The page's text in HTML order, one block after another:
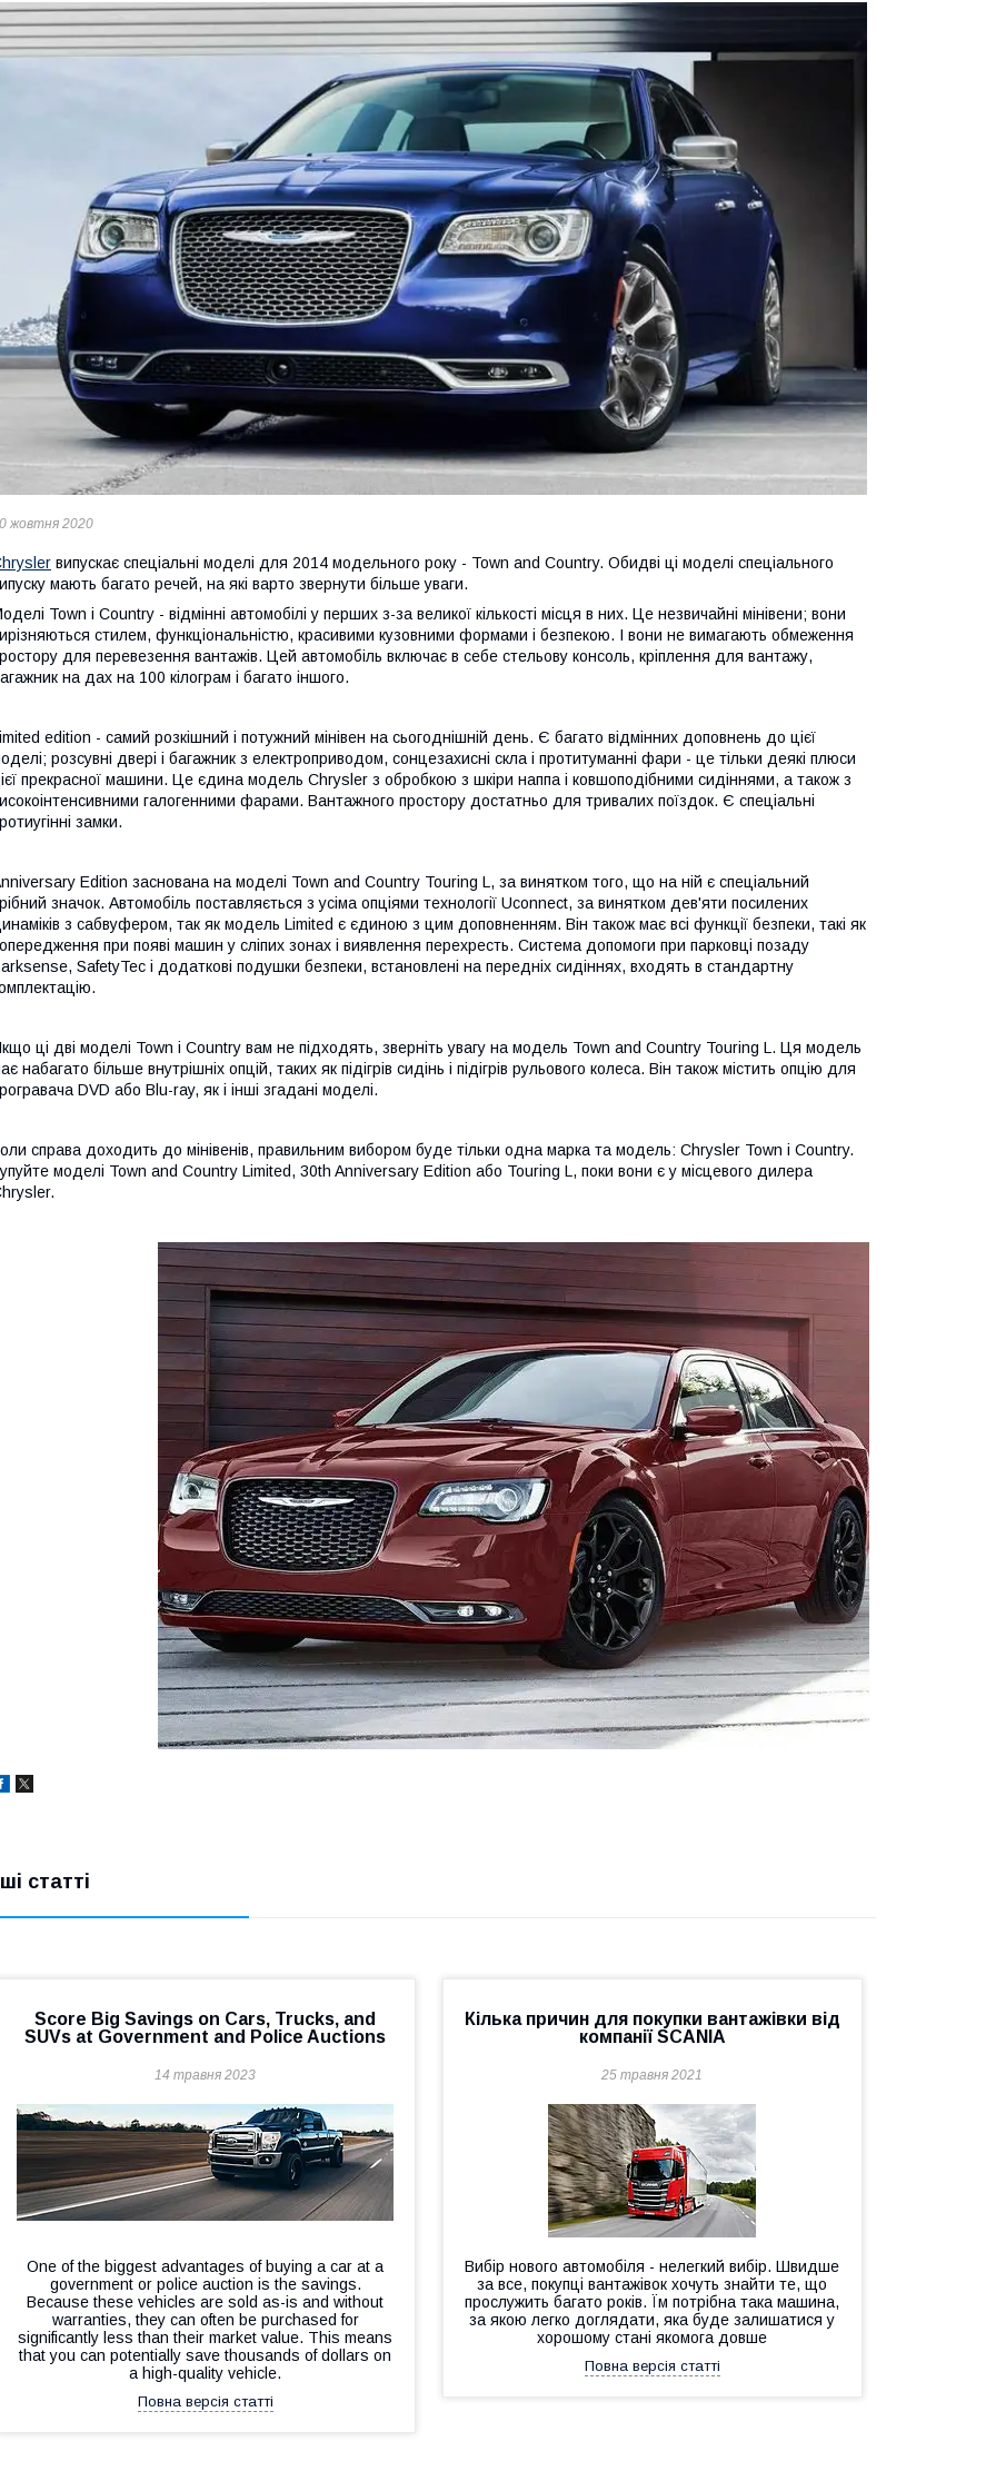
жовтня 2020
випускає спеціальні моделі для 2014 модельного року - Town and Country. Обидві ці моделі спеціального
мають багато речей, на які варто звернути більше уваги.
Town і Country - відмінні автомобілі у перших з-за великої кількості місця в них. Це незвичайні мінівени; вони
стилем, функціональністю, красивими кузовними формами і безпекою. І вони не вимагають обмеження
для перевезення вантажів. Цей автомобіль включає в себе стельову консоль, кріплення для вантажу,
на дах на 100 кілограм і багато іншого.
edition - самий розкішний і потужний мінівен на сьогоднішній день. Є багато відмінних доповнень до цієї
розсувні двері і багажник з електроприводом, сонцезахисні скла і протитуманні фари - це тільки деякі плюси
прекрасної машини. Це єдина модель Chrysler з обробкою з шкіри наппа і ковшоподібними сидіннями, а також з
галогенними фарами. Вантажного простору достатньо для тривалих поїздок. Є спеціальні
замки.
Edition заснована на моделі Town and Country Touring L, за винятком того, що на ній є спеціальний
значок. Автомобіль поставляється з усіма опціями технології Uconnect, за винятком дев'яти посилених
з сабвуфером, так як модель Limited є єдиною з цим доповненням. Він також має всі функції безпеки, такі як
при появі машин у сліпих зонах і виявлення перехресть. Система допомоги при парковці позаду
SafetyTec і додаткові подушки безпеки, встановлені на передніх сидіннях, входять в стандартну
ці дві моделі Town і Country вам не підходять, зверніть увагу на модель Town and Country Touring L. Ця модель
набагато більше внутрішніх опцій, таких як підігрів сидінь і підігрів рульового колеса. Він також містить опцію для
DVD або Blu-ray, як і інші згадані моделі.
справа доходить до мінівенів, правильним вибором буде тільки одна марка та модель: Chrysler Town і Country.
моделі Town and Country Limited, 30th Anniversary Edition або Touring L, поки вони є у місцевого дилера
статті
Score Big Savings on Cars, Trucks, and
SUVs at Government and Police Auctions
14 травня 2023
One of the biggest advantages of buying a car at a
government or police auction is the savings.
Because these vehicles are sold as-is and without
warranties, they can often be purchased for
significantly less than their market value. This means
that you can potentially save thousands of dollars on
a high-quality vehicle.
Повна версія статті
Кілька причин для покупки вантажівки від
компанії SCANIA
25 травня 2021
Вибір нового автомобіля - нелегкий вибір. Швидше
за все, покупці вантажівок хочуть знайти те, що
прослужить багато років. Їм потрібна така машина,
за якою легко доглядати, яка буде залишатися у
хорошому стані якомога довше
Повна версія статті